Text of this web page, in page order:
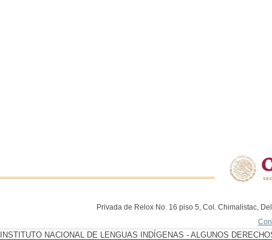
Privada de Relox No. 16 piso 5, Col. Chimalistac,
INSTITUTO NACIONAL DE LENGUAS INDÍGENAS - ALGUNOS